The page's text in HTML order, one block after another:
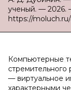
ученый. — 2026.
https://moluch.ru/
Компьютерные
— виртуальное
характерными